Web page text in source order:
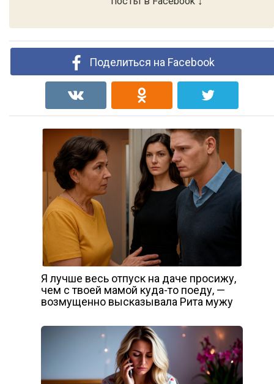
Поделиться на Facebook
Я лучше весь отпуск на даче просижу,
чем с твоей мамой куда-то поеду, —
возмущенно высказывала Рита мужу